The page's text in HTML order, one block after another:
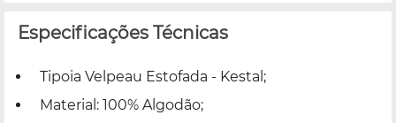
Especificações Técnicas
Tipoia Velpeau Estofada - Kestal;
Material: 100% Algodão;